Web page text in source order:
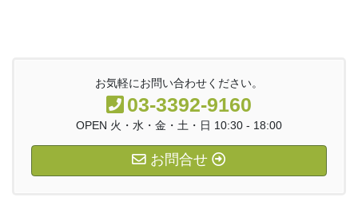
お気軽にお問い合わせください。
03-3392-9160
OPEN 火・水・金・土・日 10:30 - 18:00
お問合せ